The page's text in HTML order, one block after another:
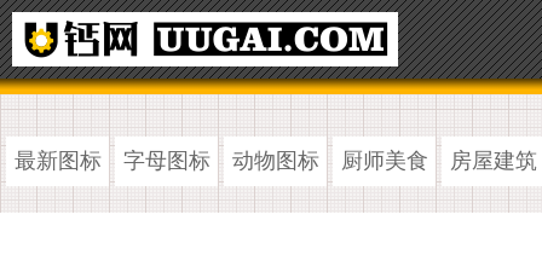
最新图标 字母图标 动物图标 厨师美食 房屋建筑